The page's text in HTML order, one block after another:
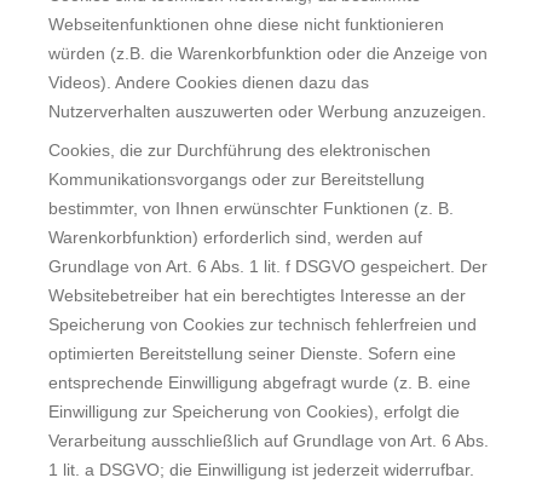
Webseitenfunktionen ohne diese nicht funktionieren
würden (z.B. die Warenkorbfunktion oder die Anzeige von
Videos). Andere Cookies dienen dazu das
Nutzerverhalten auszuwerten oder Werbung anzuzeigen.
Cookies, die zur Durchführung des elektronischen
Kommunikationsvorgangs oder zur Bereitstellung
bestimmter, von Ihnen erwünschter Funktionen (z. B.
Warenkorbfunktion) erforderlich sind, werden auf
Grundlage von Art. 6 Abs. 1 lit. f DSGVO gespeichert. Der
Websitebetreiber hat ein berechtigtes Interesse an der
Speicherung von Cookies zur technisch fehlerfreien und
optimierten Bereitstellung seiner Dienste. Sofern eine
entsprechende Einwilligung abgefragt wurde (z. B. eine
Einwilligung zur Speicherung von Cookies), erfolgt die
Verarbeitung ausschließlich auf Grundlage von Art. 6 Abs.
1 lit. a DSGVO; die Einwilligung ist jederzeit widerrufbar.